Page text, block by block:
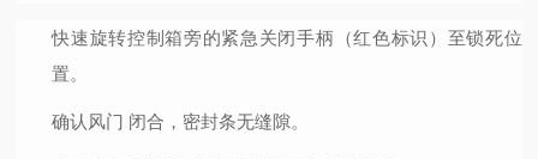
快速旋转控制箱旁的紧急关闭手柄 （红色标识）至锁死位
置。
确认风门 闭合，密封条无缝隙。